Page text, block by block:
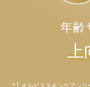
年齢
上